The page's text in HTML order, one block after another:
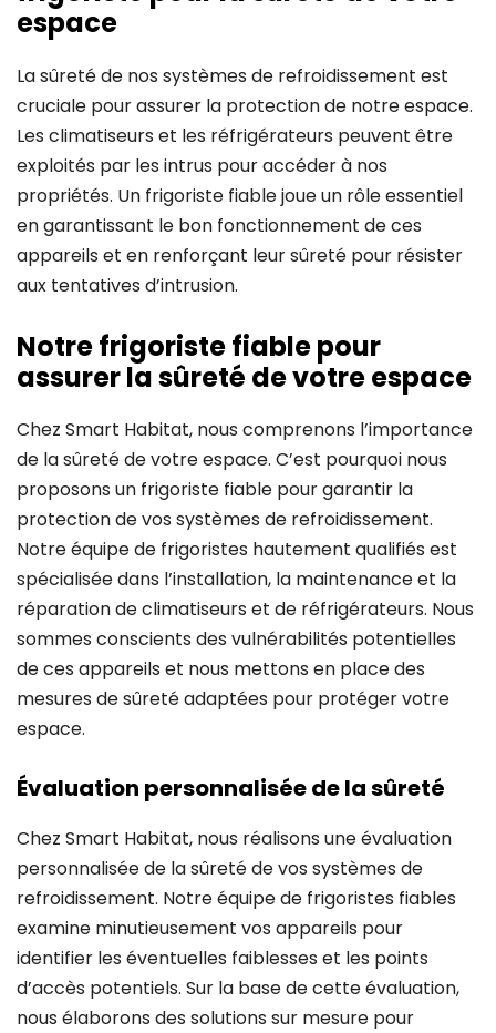
espace
La sûreté de nos systèmes de refroidissement est
cruciale pour assurer la protection de notre espace.
Les climatiseurs et les réfrigérateurs peuvent être
exploités par les intrus pour accéder à nos
propriétés. Un frigoriste fiable joue un rôle essentiel
en garantissant le bon fonctionnement de ces
appareils et en renforçant leur sûreté pour résister
aux tentatives d’intrusion.
Notre frigoriste fiable pour
assurer la sûreté de votre espace
Chez Smart Habitat, nous comprenons l’importance
de la sûreté de votre espace. C’est pourquoi nous
proposons un frigoriste fiable pour garantir la
protection de vos systèmes de refroidissement.
Notre équipe de frigoristes hautement qualifiés est
spécialisée dans l’installation, la maintenance et la
réparation de climatiseurs et de réfrigérateurs. Nous
sommes conscients des vulnérabilités potentielles
de ces appareils et nous mettons en place des
mesures de sûreté adaptées pour protéger votre
espace.
Évaluation personnalisée de la sûreté
Chez Smart Habitat, nous réalisons une évaluation
personnalisée de la sûreté de vos systèmes de
refroidissement. Notre équipe de frigoristes fiables
examine minutieusement vos appareils pour
identifier les éventuelles faiblesses et les points
d’accès potentiels. Sur la base de cette évaluation,
nous élaborons des solutions sur mesure pour